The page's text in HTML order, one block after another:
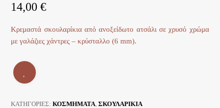
14,00€
Κρεμαστά σκουλαρίκια από ανοξείδωτο ατσάλι σε χρυσό χρώμα
με γαλάζιες χάντρες – κρύσταλλο (6 mm).
ΚΑΤΗΓΟΡΊΕΣ:ΚΟΣΜΗΜΑΤΑ,ΣΚΟΥΛΑΡΙΚΙΑ